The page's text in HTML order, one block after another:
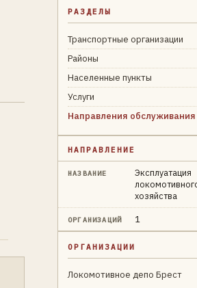
РАЗДЕЛЫ
Транспортные организации
Районы
Населенные пункты
Услуги
Направления обслуживания
НАПРАВЛЕНИЕ
НАЗВАНИЕ
Эксплуатация
хозяйства
ОРГАНИЗАЦИЙ 1
ОРГАНИЗАЦИИ
Локомотивное депо Брест